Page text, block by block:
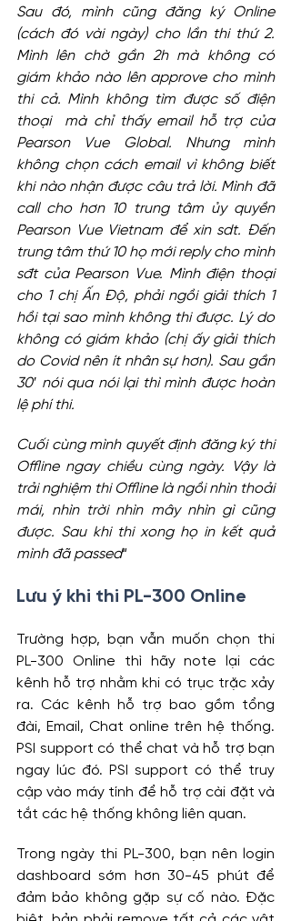
Sau đó, mình cũng đăng ký Online
(cách đó vài ngày) cho lần thi thứ 2.
Mình lên chờ gần 2h mà không có
giám khảo nào lên approve cho mình
thi cả. Mình không tìm được số điện
thoại  mà chỉ thấy email hỗ trợ của
Pearson Vue Global. Nhưng mình
không chọn cách email vì không biết
khi nào nhận được câu trả lời. Mình đã
call cho hơn 10 trung tâm ủy quyền
Pearson Vue Vietnam để xin sdt. Đến
trung tâm thứ 10 họ mới reply cho mình
sđt của Pearson Vue. Mình điện thoại
cho 1 chị Ấn Độ, phải ngồi giải thích 1
hồi tại sao mình không thi được. Lý do
không có giám khảo (chị ấy giải thích
do Covid nên ít nhân sự hơn). Sau gần
30′ nói qua nói lại thì mình được hoàn
lệ phí thi.
Cuối cùng mình quyết định đăng ký thi
Offline ngay chiều cùng ngày. Vậy là
trải nghiệm thi Offline là ngồi nhìn thoải
mái, nhìn trời nhìn mây nhìn gì cũng
được. Sau khi thi xong họ in kết quả
mình đã passed“
Lưu ý khi thi PL-300 Online
Trường hợp, bạn vẫn muốn chọn thi
PL-300 Online thì hãy note lại các
kênh hỗ trợ nhằm khi có trục trặc xảy
ra. Các kênh hỗ trợ bao gồm tổng
đài, Email, Chat online trên hệ thống.
PSI support có thể chat và hỗ trợ bạn
ngay lúc đó. PSI support có thể truy
cập vào máy tính để hỗ trợ cài đặt và
tắt các hệ thống không liên quan.
Trong ngày thi PL-300, bạn nên login
dashboard sớm hơn 30-45 phút để
đảm bảo không gặp sự cố nào. Đặc